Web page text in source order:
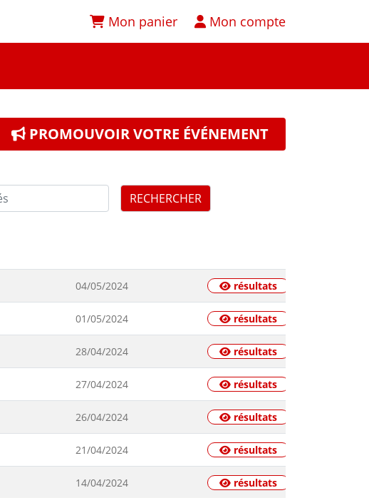
Mon panier Mon compte
PROMOUVOIR VOTRE ÉVÉNEMENT
RECHERCHER
04/05/2024 résultats
01/05/2024 résultats
28/04/2024 résultats
27/04/2024 résultats
26/04/2024 résultats
21/04/2024 résultats
14/04/2024 résultats